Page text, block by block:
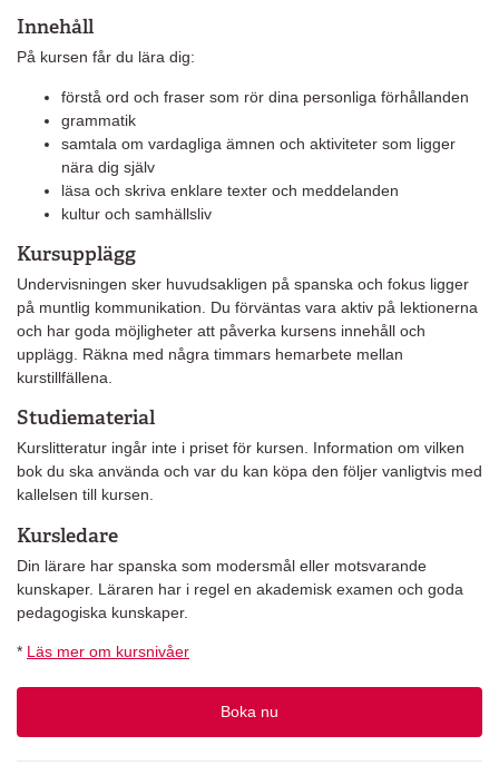
Innehåll
På kursen får du lära dig:
förstå ord och fraser som rör dina personliga förhållanden
grammatik
samtala om vardagliga ämnen och aktiviteter som ligger
nära dig själv
läsa och skriva enklare texter och meddelanden
kultur och samhällsliv
Kursupplägg
Undervisningen sker huvudsakligen på spanska och fokus ligger
på muntlig kommunikation. Du förväntas vara aktiv på lektionerna
och har goda möjligheter att påverka kursens innehåll och
upplägg. Räkna med några timmars hemarbete mellan
kurstillfällena.
Studiematerial
Kurslitteratur ingår inte i priset för kursen. Information om vilken
bok du ska använda och var du kan köpa den följer vanligtvis med
kallelsen till kursen.
Kursledare
Din lärare har spanska som modersmål eller motsvarande
kunskaper. Läraren har i regel en akademisk examen och goda
pedagogiska kunskaper.
* Läs mer om kursnivåer
Boka nu